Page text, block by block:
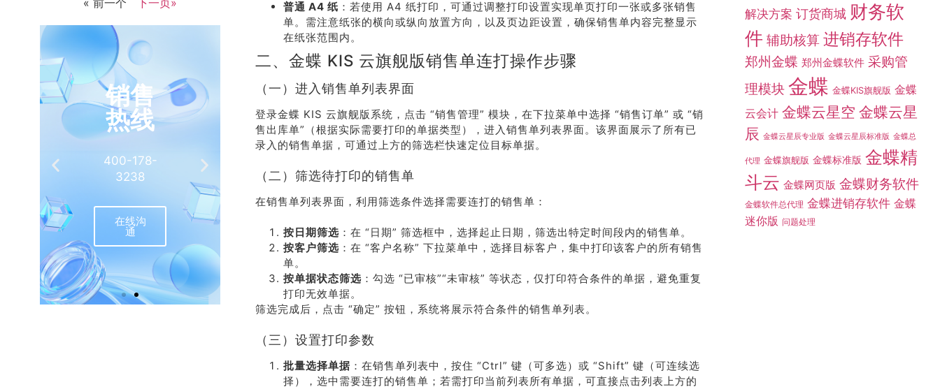
« 前一个 下一页»
销售
热线
400-178-
3238
在线沟
通
推荐
有礼
相送
们
热线
通
普通 A4 纸 ：若使用 A4 纸打印，可通过调整打印设置实现单页打印一张或多张销售
单。需注意纸张的横向或纵向放置方向，以及页边距设置，确保销售单内容完整显示
在纸张范围内。
二、金蝶 KIS 云旗舰版销售单连打操作步骤
（一）进入销售单列表界面
登录金蝶 KIS 云旗舰版系统，点击 “销售管理” 模块，在下拉菜单中选择 “销售订单” 或 “销
售出库单”（根据实际需要打印的单据类型），进入销售单列表界面。该界面展示了所有已
录入的销售单据，可通过上方的筛选栏快速定位目标单据。
（二）筛选待打印的销售单
在销售单列表界面，利用筛选条件选择需要连打的销售单：
按日期筛选：在 “日期” 筛选框中，选择起止日期，筛选出特定时间段内的销售单。
按客户筛选：在 “客户名称” 下拉菜单中，选择目标客户，集中打印该客户的所有销售
单。
按单据状态筛选：勾选 “已审核”“未审核” 等状态，仅打印符合条件的单据，避免重复
打印无效单据。
筛选完成后，点击 “确定” 按钮，系统将展示符合条件的销售单列表。
（三）设置打印参数
批量选择单据 ：在销售单列表中，按住 “Ctrl” 键（可多选）或 “Shift” 键（可连续选
择），选中需要连打的销售单；若需打印当前列表所有单据，可直接点击列表上方的
解决方案 订货商城 财务软
件 辅助核算 进销存软件
郑州金蝶 郑州金蝶软件 采购管
理模块 金蝶 金蝶KIS旗舰版 金蝶
云会计 金蝶云星空 金蝶云星
辰 金蝶云星辰专业版 金蝶云星辰标准版 金蝶总
代理 金蝶旗舰版 金蝶标准版 金蝶精
斗云 金蝶网页版 金蝶财务软件
金蝶软件总代理 金蝶进销存软件 金蝶
迷你版 问题处理